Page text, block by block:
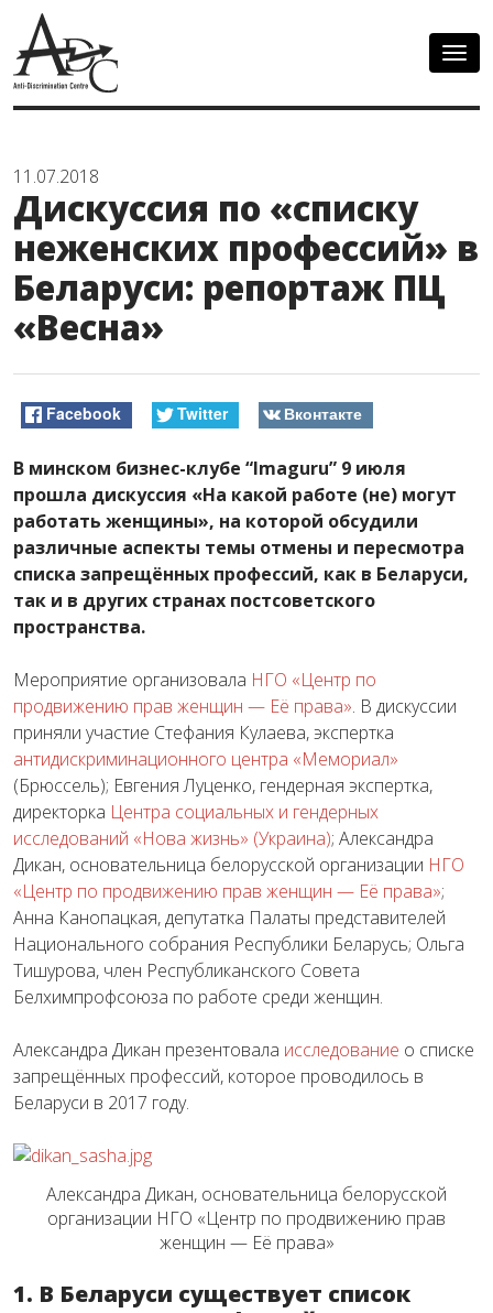
11.07.2018
Дискуссия по «списку
неженских профессий» в
Беларуси: репортаж ПЦ
«Весна»
Facebook Twitter Вконтакте
В минском бизнес-клубе “Imaguru” 9 июля
прошла дискуссия «На какой работе (не) могут
работать женщины», на которой обсудили
различные аспекты темы отмены и пересмотра
списка запрещённых профессий, как в Беларуси,
так и в других странах постсоветского
пространства.
Мероприятие организовала НГО «Центр по
продвижению прав женщин — Её права». В дискуссии
приняли участие Стефания Кулаева, экспертка
антидискриминационного центра «Мемориал»
(Брюссель); Евгения Луценко, гендерная экспертка,
директорка Центра социальных и гендерных
исследований «Нова жизнь» (Украина); Александра
Дикан, основательница белорусской организации НГО
«Центр по продвижению прав женщин — Её права»;
Анна Канопацкая, депутатка Палаты представителей
Национального собрания Республики Беларусь; Ольга
Тишурова, член Республиканского Совета
Белхимпрофсоюза по работе среди женщин.
Александра Дикан презентовала исследование о списке
запрещённых профессий, которое проводилось в
Беларуси в 2017 году.
Александра Дикан, основательница белорусской
организации НГО «Центр по продвижению прав
женщин — Её права»
1. В Беларуси существует список